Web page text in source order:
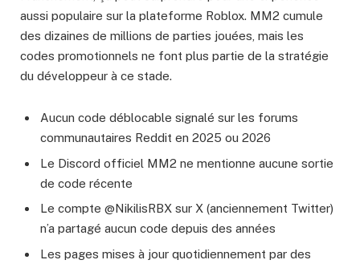
aussi populaire sur la plateforme Roblox. MM2 cumule
des dizaines de millions de parties jouées, mais les
codes promotionnels ne font plus partie de la stratégie
du développeur à ce stade.
Aucun code déblocable signalé sur les forums
communautaires Reddit en 2025 ou 2026
Le Discord officiel MM2 ne mentionne aucune sortie
de code récente
Le compte @NikilisRBX sur X (anciennement Twitter)
n’a partagé aucun code depuis des années
Les pages mises à jour quotidiennement par des